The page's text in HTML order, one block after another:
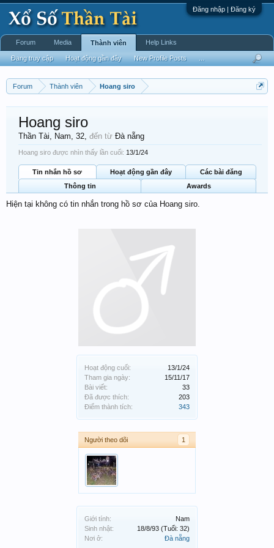
Đăng nhập | Đăng ký
Forum Thành viên Hoang siro
Hoạt động cuối:
13/1/24
Tham gia ngày:
15/11/17
Bài viết:
33
Đã được thích:
203
Điểm thành tích:
343
Người theo dõi 1
Giới tính:
Nam
Sinh nhật:
18/8/93 (Tuổi: 32)
Nơi ở:
Đà nẵng
Hoang siro
Thần Tài, Nam, 32, đến từ Đà nẵng
Hoang siro được nhìn thấy lần cuối: 13/1/24
Tin nhắn hồ sơ Hoạt động gần đây
Các bài đăng
Thông tin
Awards
Hiện tại không có tin nhắn trong hồ sơ của Hoang siro.
Forum Media Thành viên
Đang truy cập Hoạt động gần đây New Profile Posts
Help Links